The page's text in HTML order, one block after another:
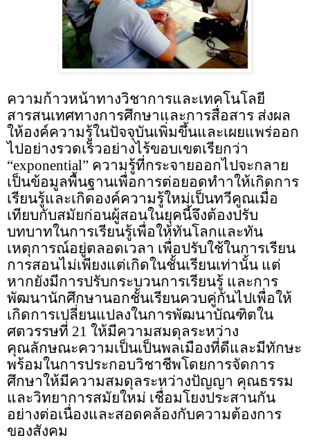
ความก้าวหน้าทางวิชาการและเทคโนโลยี
สารสนเทศทางการศึกษาและการสื่อสาร ส่งผล
ให้องค์ความรู้ในปัจจุบันเพิ่มขึ้นและเผยแพร่ออก
ไปอย่างรวดเร็วอย่างไร้ขอบเขตเรียกว่า
“exponential” ความรู้ที่กระจายออกไปจะกลาย
เป็นข้อมูลพื้นฐานเพื่อการต่อยอดทำาให้เกิดการ
เรียนรู้และเกิดองค์ความรู้ใหม่เป็นทวีคูณเมื่อ
เทียบกับสมัยก่อนผู้สอนในยุคนี้จึงต้องปรับ
บทบาทในการเรียนรู้เพื่อให้ทันโลกและทัน
เหตุการณ์อยู่ตลอดเวลา เพื่อปรับใช้ในการเรียน
การสอนไม่เพียงแต่เกิดในชั้นเรียนเท่านั้น แต่
หากยังมีการปรับกระบวนการเรียนรู้ และการ
พัฒนานักศึกษานอกชั้นเรียนควบคู่กันไปเพื่อให้
เกิดการเปลี่ยนแปลงในการพัฒนาบัณฑิตใน
ศตวรรษที่ 21 ให้มีความสมดุลระหว่าง
คุณลักษณะความเป็นเป็นพลเมืองที่ดีและมีทักษะ
พร้อมในการประกอบวิชาชีพโดยการจัดการ
ศึกษาให้มีความสมดุลระหว่างปัญญา คุณธรรม
และวิทยาการสมัยใหม่ เชื่อมโยงประสานกัน
อย่างต่อเนื่องและสอดคล้องกับความต้องการ
ของสังคม